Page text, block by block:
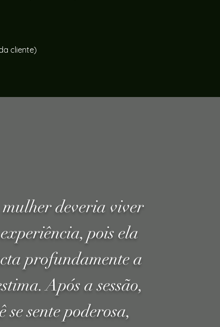
cliente)
mulher deveria viver
pois ela
profundamente a
Após a sessão,
se sente poderosa,